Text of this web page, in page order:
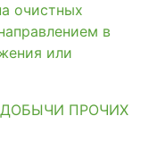
очистных
в
или
ПРОЧИХ